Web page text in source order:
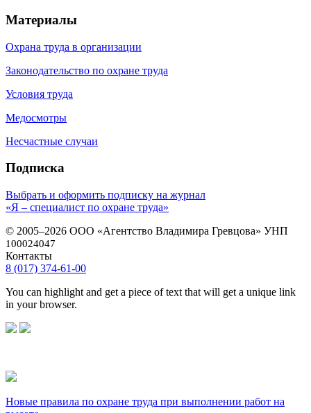
Материалы
Охрана труда в организации
Законодательство по охране труда
Условия труда
Медосмотры
Несчастные случаи
Подписка
Выбрать и оформить подписку на журнал
«Я – специалист по охране труда»
© 2005–2026 ООО «Агентство Владимира Гревцова» УНП
100024047
Контакты
8 (017) 374-61-00
You can highlight and get a piece of text that will get a unique link
in your browser.
Новые правила по охране труда при выполнении работ на